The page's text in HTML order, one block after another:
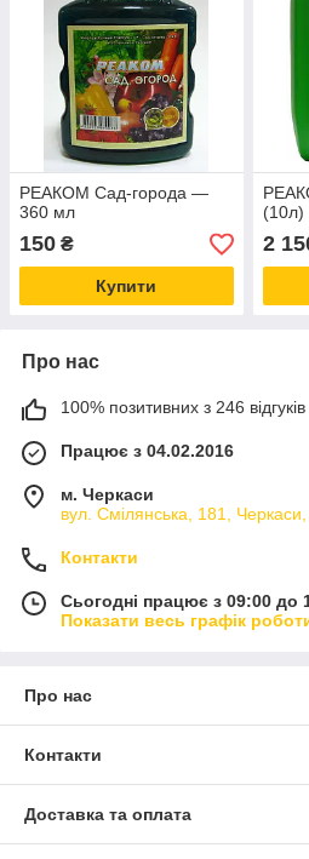
РЕАКОМ Сад-города —
360 мл
150 ₴
Купити
(10л)
2
Про нас
100% позитивних з 246 відгуків
Працює з 04.02.2016
м. Черкаси
вул. Смілянська, 181, Черкаси,
Контакти
Сьогодні працює з 09:00 до
Показати весь графік
Про нас
Контакти
Доставка та оплата